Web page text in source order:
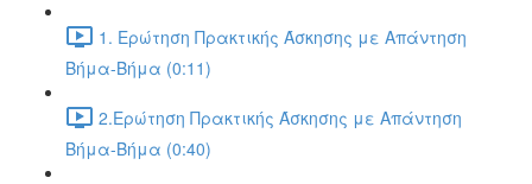
1. Ερώτηση Πρακτικής Άσκησης με Απάντηση
Βήμα-Βήμα (0:11)
2.Ερώτηση Πρακτικής Άσκησης με Απάντηση
Βήμα-Βήμα (0:40)